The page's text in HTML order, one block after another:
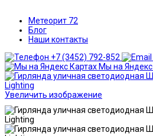
Метеорит 72
Блог
Наши контакты
+7 (3452) 792-852
Мы на Яндекс
Увеличить изображение